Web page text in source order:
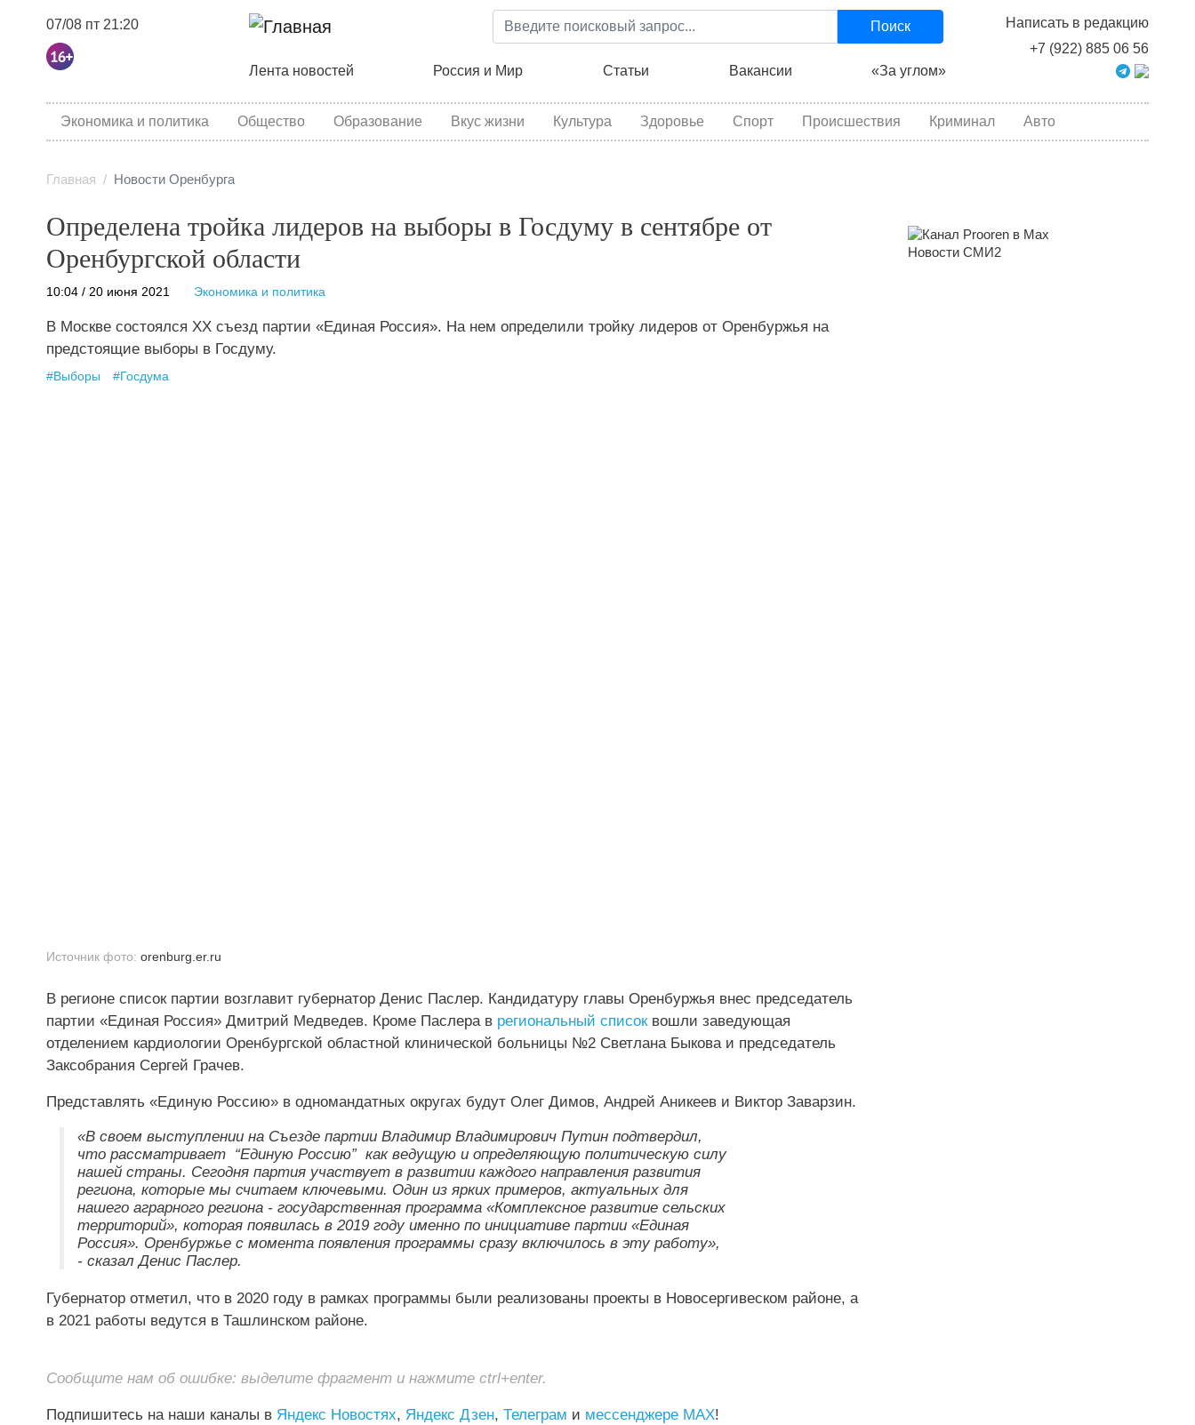
Перейти
к
содержанию
07/08 пт 21:20
Написать в редакцию
+7 (922) 885 06 56
Поиск
Основная навигация
Лента новостей Россия и Мир Статьи Вакансии «За углом»
category menu
Экономика и политика Общество Образование Вкус жизни Культура Здоровье Спорт Происшествия Криминал Авто
Главная Новости Оренбурга
Определена тройка лидеров на выборы в Госдуму в сентябре от
Оренбургской области
10:04 / 20 июня 2021 Экономика и политика
В Москве состоялся ХХ съезд партии «Единая Россия». На нем определили тройку лидеров от Оренбуржья на
предстоящие выборы в Госдуму.
#Выборы #Госдума
Источник фото: orenburg.er.ru
В регионе список партии возглавит губернатор Денис Паслер. Кандидатуру главы Оренбуржья внес председатель
партии «Единая Россия» Дмитрий Медведев. Кроме Паслера в региональный списоквошли заведующая
отделением кардиологии Оренбургской областной клинической больницы №2 Светлана Быкова и председатель
Заксобрания Сергей Грачев.
Представлять «Единую Россию» в одномандатных округах будут Олег Димов, Андрей Аникеев и Виктор Заварзин.
«В своем выступлении на Съезде партии Владимир Владимирович Путин подтвердил,
что рассматривает “Единую Россию” как ведущую и определяющую политическую силу
нашей страны. Сегодня партия участвует в развитии каждого направления развития
региона, которые мы считаем ключевыми. Один из ярких примеров, актуальных для
нашего аграрного региона - государственная программа «Комплексное развитие сельских
территорий», которая появилась в 2019 году именно по инициативе партии «Единая
Россия». Оренбуржье с момента появления программы сразу включилось в эту работу»,
- сказал Денис Паслер.
Губернатор отметил, что в 2020 году в рамках программы были реализованы проекты в Новосергивеском районе, а
в 2021 работы ведутся в Ташлинском районе.
Сообщите нам об ошибке: выделите фрагмент и нажмите ctrl+enter.
Подпишитесь на наши каналы в Яндекс Новостях, Яндекс Дзен, Телеграм и мессенджере MAX!
Новости СМИ2